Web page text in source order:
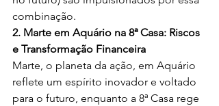
combinação.
2. Marte em Aquário na 8ª Casa: Riscos
e Transformação Financeira
Marte, o planeta da ação, em Aquário
reflete um espírito inovador e voltado
para o futuro, enquanto a 8ª Casa rege